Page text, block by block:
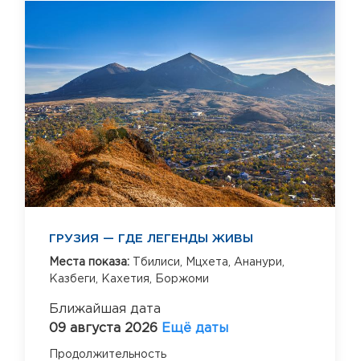
ГРУЗИЯ — ГДЕ ЛЕГЕНДЫ ЖИВЫ
Места показа: Тбилиси, Мцхета, Ананури,
Казбеги,
Кахетия, Боржоми
Ближайшая дата
09 августа 2026 Ещё даты
Продолжительность